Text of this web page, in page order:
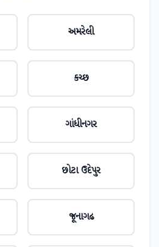
અમરેલી
કચ્છ
ગાંધીનગર
છોટા ઉદેપુર
જૂનાગઢ